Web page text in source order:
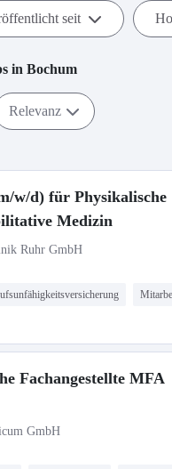
seit
in Bochum
Relevanz
w/d) für Physikalische
Medizin
Ruhr GmbH
Fachangestellte MFA
GmbH